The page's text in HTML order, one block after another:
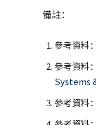
備註：
參考資料：
參考資料：
Systems
參考資料：